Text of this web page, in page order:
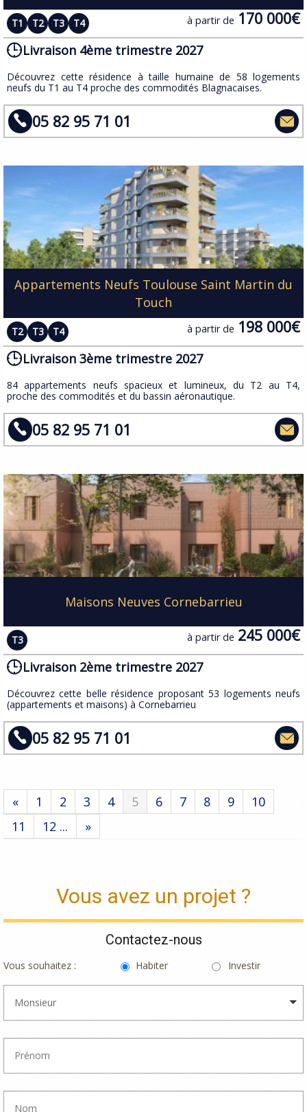
T1 T2 T3 T4 à partir de 170 000€
Livraison 4ème trimestre 2027
​Découvrez cette résidence à taille humaine de 58 logements
neufs du T1 au T4 proche des commodités Blagnacaises.
05 82 95 71 01
Appartements Neufs Toulouse Saint Martin du
Touch
T2 T3 T4 à partir de 198 000€
Livraison 3ème trimestre 2027
​84 appartements neufs spacieux et lumineux, du T2 au T4,
proche des commodités et du bassin aéronautique.
05 82 95 71 01
Maisons Neuves Cornebarrieu
T3 à partir de 245 000€
Livraison 2ème trimestre 2027
​​Découvrez cette belle résidence proposant 53 logements neufs
(appartements et maisons) à Cornebarrieu
05 82 95 71 01
« 1 2 3 4 5 6 7 8 9
10
11
12 ... »
Vous avez un projet ?
Contactez-nous
Vous souhaitez : Habiter Investir
Monsieur